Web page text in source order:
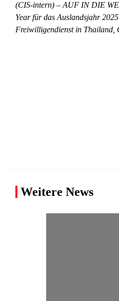
(CIS-intern) – AUF IN DIE
Year für das Auslandsjahr
Freiwilligendienst in Thailand,
Weitere News